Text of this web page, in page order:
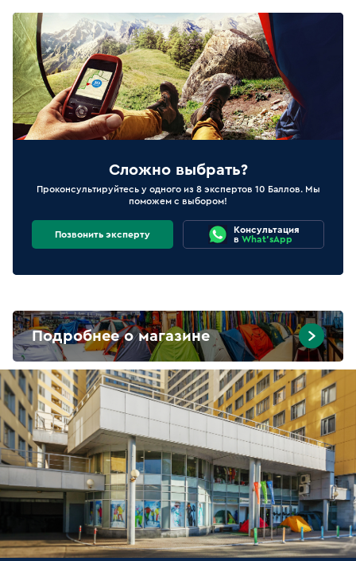
Сложно выбрать?
Проконсультируйтесь у одного из 8 экспертов 10 Баллов. Мы
поможем с выбором!
Позвонить эксперту
Консультация
в What'sApp
Подробнее о магазине